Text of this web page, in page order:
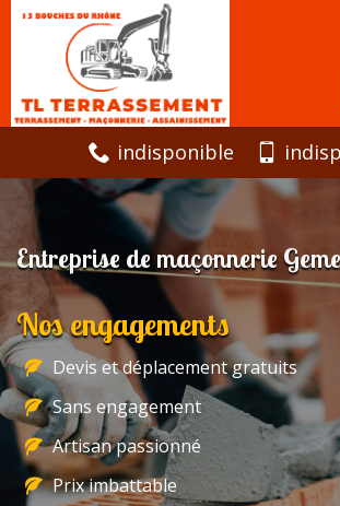
indisponible
Entreprise de maçonnerie
Nos engagements
Devis et déplacement gratuits
Sans engagement
Artisan passionné
Prix imbattable